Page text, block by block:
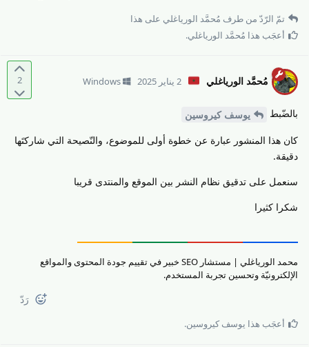
تمّ الرّدّ من طرف مُحمَّد الورياغلي على هذا
أعجَب هذا مُحمَّد الورياغلي.
2 مُحمَّد الورياغلي 2 يناير 2025 Windows
بالضّبط
يوسف كيروسين
كان هذا المنشور عبارة عن خطوة أولى للموضوع، والنّصيحة التي شاركتَها
دقيقة.
سنعمل على تدقيق نظام النشر بين الموقع والمنتدى قريبا
شكرا كثيرا
محمد الورياغلي | مستشار SEO خبير في تقييم جودة المحتوى والمواقع
الإلكترونيّة وتحسين تجربة المستخدم.
رَدّ
أعجَب هذا يوسف كيروسين.